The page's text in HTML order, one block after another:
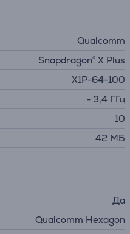
Qualcomm
Snapdragon® X Plus
X1P-64-100
- 3,4 ГГц
10
42 МБ
Да
Qualcomm Hexagon